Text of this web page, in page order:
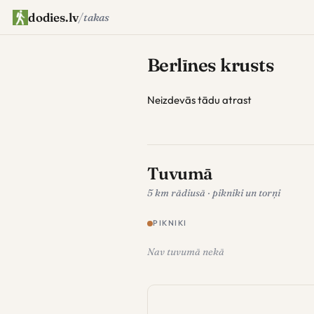
dodies.lv/takas
Berlīnes krusts
Neizdevās tādu atrast
Tuvumā
5 km rādiusā · pikniki un torņi
PIKNIKI
Nav tuvumā nekā